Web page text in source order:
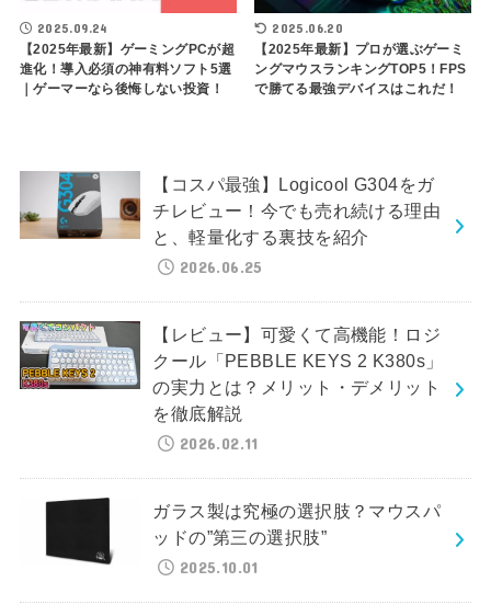
2025.09.24
【2025年最新】ゲーミングPCが超
進化！導入必須の神有料ソフト5選
｜ゲーマーなら後悔しない投資！
2025.06.20
【2025年最新】プロが選ぶゲーミ
ングマウスランキングTOP5！FPS
で勝てる最強デバイスはこれだ！
【コスパ最強】Logicool G304をガ
チレビュー！今でも売れ続ける理由
と、軽量化する裏技を紹介
2026.06.25
【レビュー】可愛くて高機能！ロジ
クール「PEBBLE KEYS 2 K380s」
の実力とは？メリット・デメリット
を徹底解説
2026.02.11
ガラス製は究極の選択肢？マウスパ
ッドの”第三の選択肢”
2025.10.01